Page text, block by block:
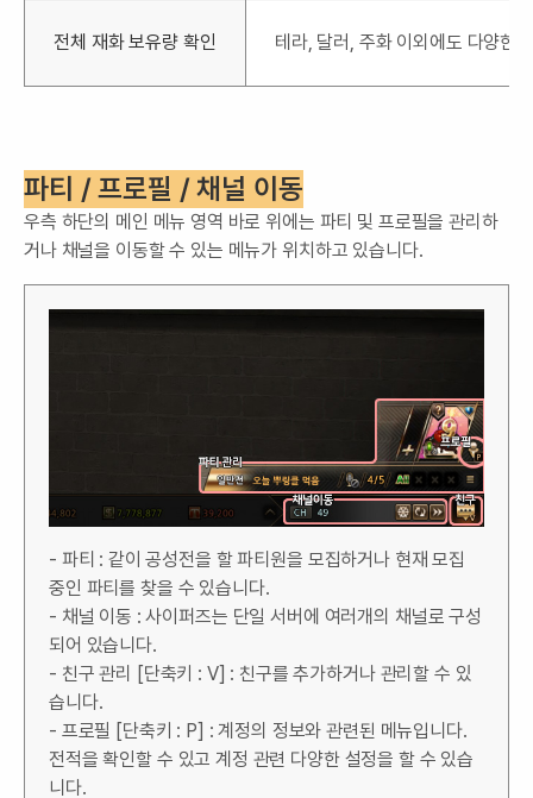
전체 재화 보유량 확인 테라, 달러, 주화 이외에도 다양한
파티 / 프로필 / 채널 이동
우측 하단의 메인 메뉴 영역 바로 위에는 파티 및 프로필을 관리하
거나 채널을 이동할 수 있는 메뉴가 위치하고 있습니다.
- 파티 : 같이 공성전을 할 파티원을 모집하거나 현재 모집
중인 파티를 찾을 수 있습니다.
- 채널 이동 : 사이퍼즈는 단일 서버에 여러개의 채널로 구성
되어 있습니다.
- 친구 관리 [단축키 : V] : 친구를 추가하거나 관리할 수 있
습니다.
- 프로필 [단축키 : P] : 계정의 정보와 관련된 메뉴입니다.
전적을 확인할 수 있고 계정 관련 다양한 설정을 할 수 있습
니다.